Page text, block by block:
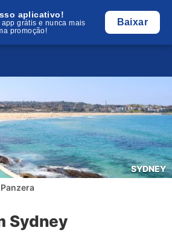
aplicativo!
app grátis e nunca mais
promoção!
Baixar
SYDNEY
Sydney